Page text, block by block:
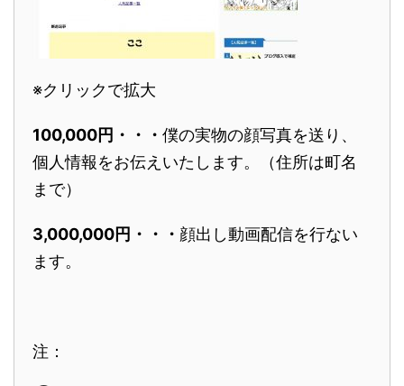
※クリックで拡大
100,000円・・・ 僕の実物の顔写真を送り、
個人情報をお伝えいたします。（住所は町名
まで）
3,000,000円・・・ 顔出し動画配信を行ない
ます。
注：